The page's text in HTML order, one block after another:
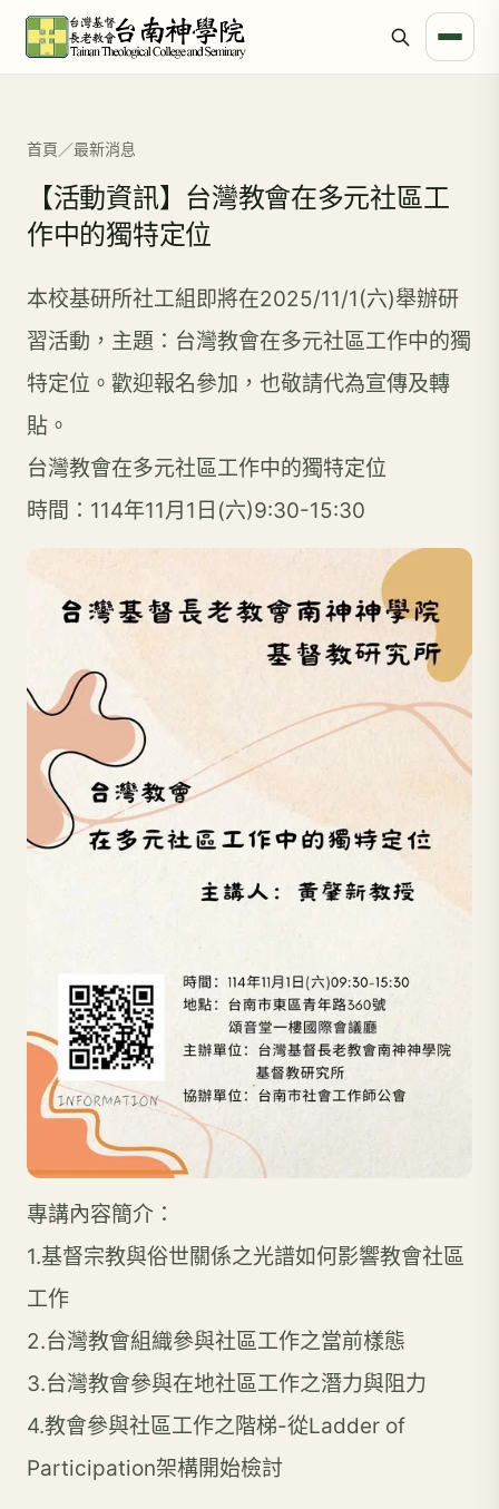
首頁 ／最新消息
【活動資訊】台灣教會在多元社區工
作中的獨特定位
本校基研所社工組即將在2025/11/1(六)舉辦研
習活動，主題：台灣教會在多元社區工作中的獨
特定位。歡迎報名參加，也敬請代為宣傳及轉
貼。
台灣教會在多元社區工作中的獨特定位
時間：114年11月1日(六)9:30-15:30
專講內容簡介：
1.基督宗教與俗世關係之光譜如何影響教會社區
工作
2.台灣教會組織參與社區工作之當前樣態
3.台灣教會參與在地社區工作之潛力與阻力
4.教會參與社區工作之階梯-從Ladder of
Participation架構開始檢討